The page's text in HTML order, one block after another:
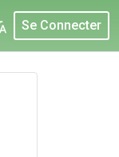
Se Connecter